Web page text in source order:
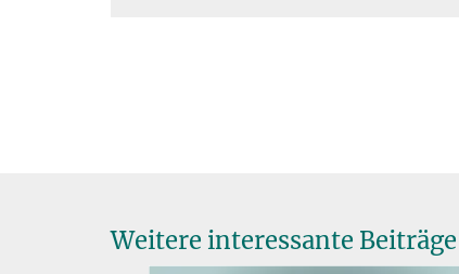
Weitere interessante Beiträge